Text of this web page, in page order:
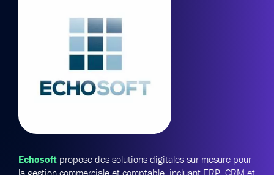
Echosoft propose des solutions digitales sur mesure pour
la gestion commerciale et comptable, incluant ERP, CRM et